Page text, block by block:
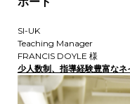
SI-UK
Teaching Manager
FRANCIS DOYLE 様
少人数制、指導経験豊富な